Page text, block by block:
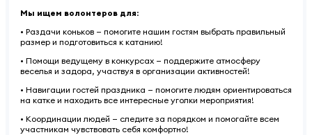
Мы ищем волонтеров для:
• Раздачи коньков — помогите нашим гостям выбрать правильный
размер и подготовиться к катанию!
• Помощи ведущему в конкурсах — поддержите атмосферу
веселья и задора, участвуя в организации активностей!
• Навигации гостей праздника — помогите людям ориентироваться
на катке и находить все интересные уголки мероприятия!
• Координации людей — следите за порядком и помогайте всем
участникам чувствовать себя комфортно!